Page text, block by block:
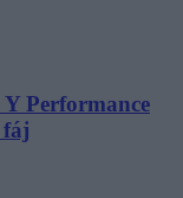
Performance
fáj